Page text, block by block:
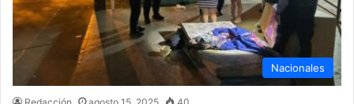
Nacionales